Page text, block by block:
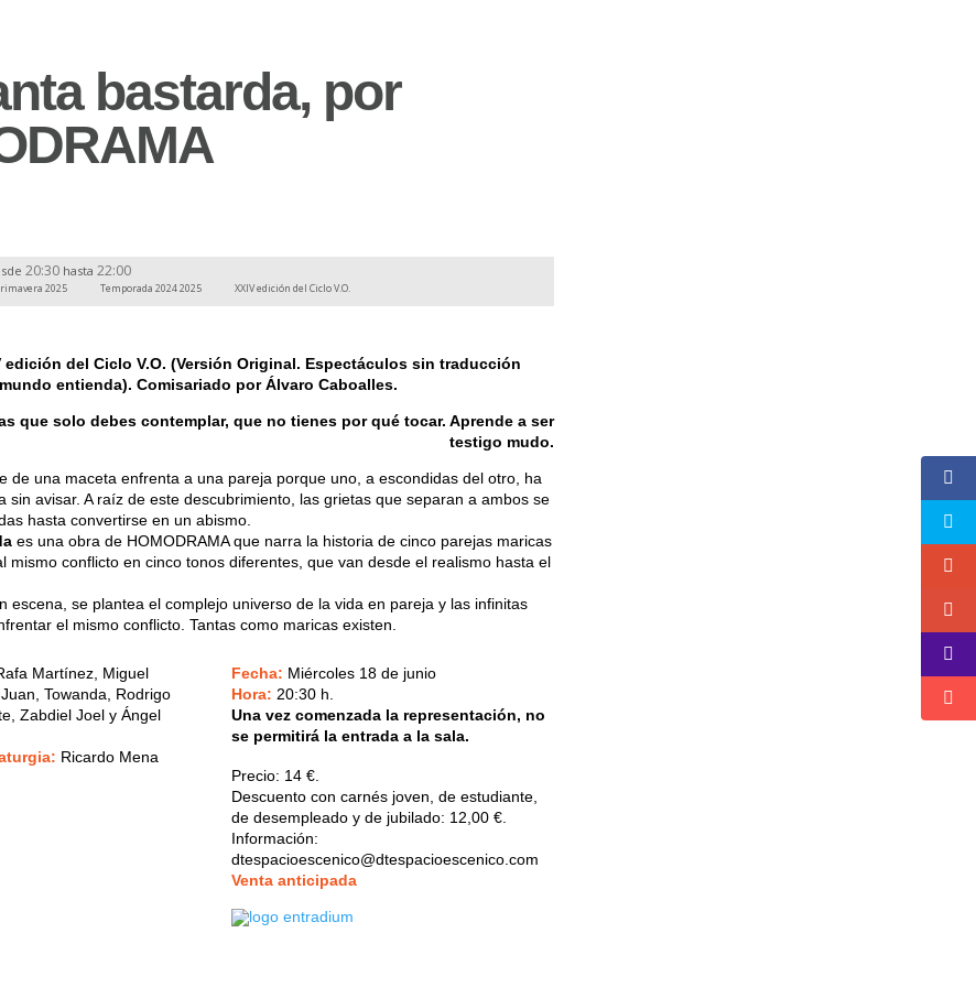
bastarda, por
20:30 hasta 22:00
2025 Temporada 2024 2025 XXIV edición del Ciclo V.O.
edición del Ciclo V.O. (Versión Original. Espectáculos sin traducción
entienda). Comisariado por Álvaro Caboalles.
que solo debes contemplar, que no tienes por qué tocar. Aprende a ser
testigo mudo.
de una maceta enfrenta a una pareja porque uno, a escondidas del otro, ha
sin avisar. A raíz de este descubrimiento, las grietas que separan a ambos se
hasta convertirse en un abismo.
es una obra de HOMODRAMA que narra la historia de cinco parejas maricas
mismo conflicto en cinco tonos diferentes, que van desde el realismo hasta el
escena, se plantea el complejo universo de la vida en pareja y las infinitas
el mismo conflicto. Tantas como maricas existen.
Martínez, Miguel
Towanda, Rodrigo
Zabdiel Joel y Ángel
Ricardo Mena
Fecha: Miércoles 18 de junio
Hora: 20:30 h.
Una vez comenzada la representación, no
se permitirá la entrada a la sala.
Precio: 14 €.
Descuento con carnés joven, de estudiante,
de desempleado y de jubilado: 12,00 €.
Información:
dtespacioescenico@dtespacioescenico.com
Venta anticipada